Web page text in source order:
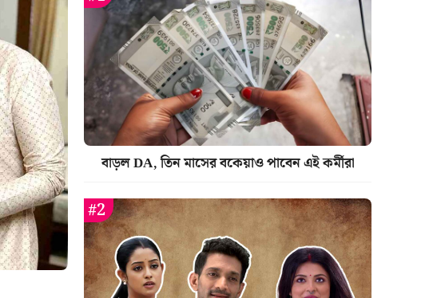
বাড়ল DA, তিন মাসের বকেয়াও পাবেন এই কর্মীরা